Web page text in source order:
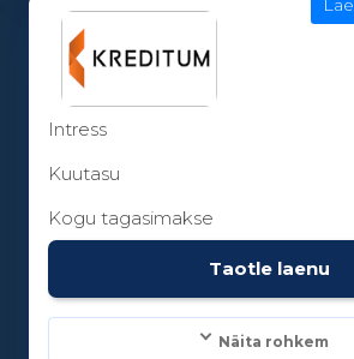
100 - 5000€
Laenuperiood:
Intress
Kuutasu
Kogu tagasimakse
Taotle laenu
Näita rohkem